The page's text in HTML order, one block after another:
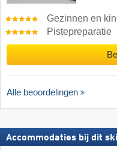
Gezinnen en
Pistepreparatie
Alle beoordelingen
Accommodaties bij dit